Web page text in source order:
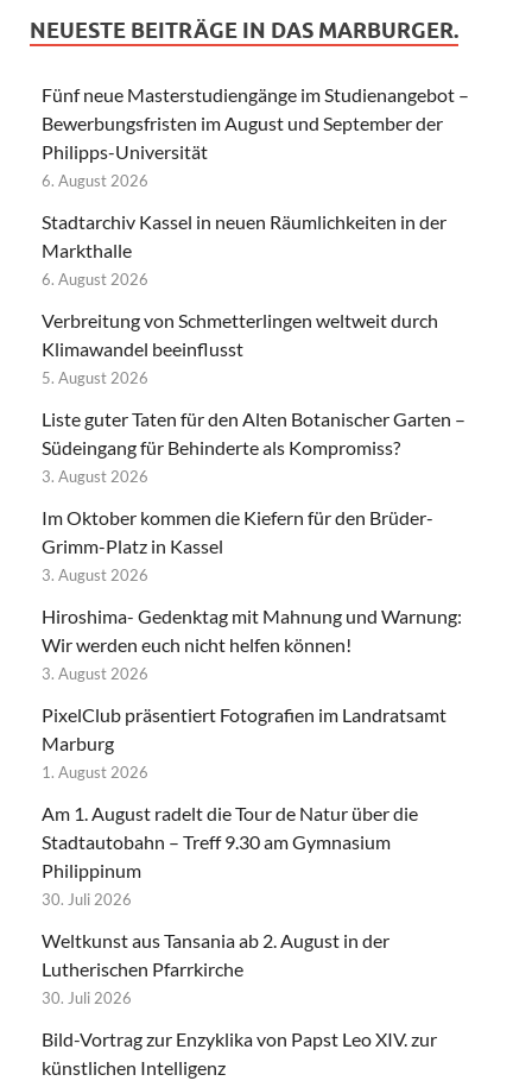
NEUESTE BEITRÄGE IN DAS MARBURGER.
Fünf neue Masterstudiengänge im Studienangebot –
Bewerbungsfristen im August und September der
Philipps-Universität
6. August 2026
Stadtarchiv Kassel in neuen Räumlichkeiten in der
Markthalle
6. August 2026
Verbreitung von Schmetterlingen weltweit durch
Klimawandel beeinflusst
5. August 2026
Liste guter Taten für den Alten Botanischer Garten –
Südeingang für Behinderte als Kompromiss?
3. August 2026
Im Oktober kommen die Kiefern für den Brüder-
Grimm-Platz in Kassel
3. August 2026
Hiroshima- Gedenktag mit Mahnung und Warnung:
Wir werden euch nicht helfen können!
3. August 2026
PixelClub präsentiert Fotografien im Landratsamt
Marburg
1. August 2026
Am 1. August radelt die Tour de Natur über die
Stadtautobahn – Treff 9.30 am Gymnasium
Philippinum
30. Juli 2026
Weltkunst aus Tansania ab 2. August in der
Lutherischen Pfarrkirche
30. Juli 2026
Bild-Vortrag zur Enzyklika von Papst Leo XIV. zur
künstlichen Intelligenz